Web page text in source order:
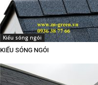
Kiểu sóng ngói
KIỂU SÓNG NGÓI